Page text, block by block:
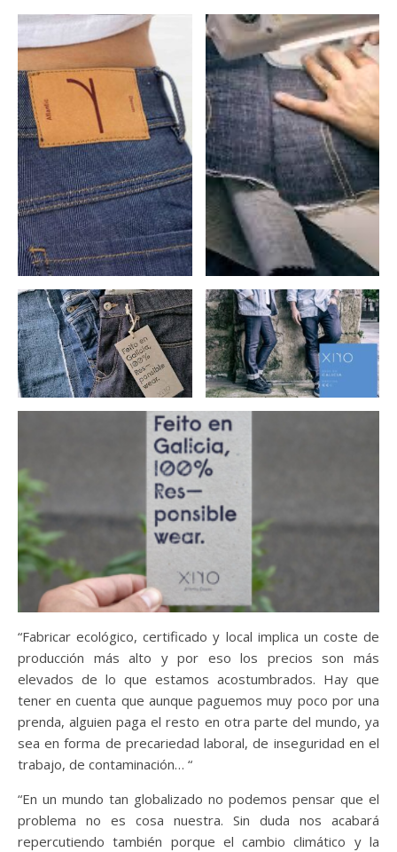
“Fabricar ecológico, certificado y local implica un coste de
producción más alto y por eso los precios son más
elevados de lo que estamos acostumbrados. Hay que
tener en cuenta que aunque paguemos muy poco por una
prenda, alguien paga el resto en otra parte del mundo, ya
sea en forma de precariedad laboral, de inseguridad en el
trabajo, de contaminación… “
“En un mundo tan globalizado no podemos pensar que el
problema no es cosa nuestra. Sin duda nos acabará
repercutiendo también porque el cambio climático y la